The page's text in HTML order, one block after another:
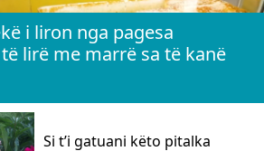
i liron nga pagesa
lirë me marrë sa të kanë
Si t’i gatuani këto pitalka